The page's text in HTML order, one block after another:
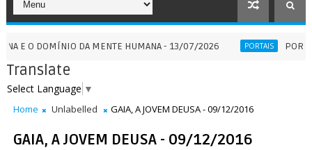
DOMÍNIO DA MENTE HUMANA - 13/07/2026 PORTAIS PORTAL 7:7 -
Translate
Select Language ▼
Home Unlabelled GAIA, A JOVEM DEUSA - 09/12/2016
GAIA, A JOVEM DEUSA - 09/12/2016